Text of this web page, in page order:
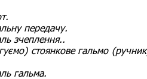
передачу.
зчеплення..
стоянкове гальмо
гальма.